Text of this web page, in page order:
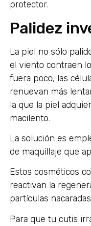
protector.
Palidez
La piel no sólo
el viento contraen
fuera poco, las
renuevan más
la que la piel
macilento.
La solución es
de maquillaje que
Estos cosméticos
reactivan la
partículas
Para que tu cutis